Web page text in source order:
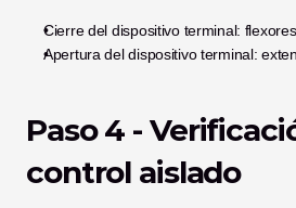
Cierre del dispositivo terminal:
Apertura del dispositivo terminal:
Paso 4 -
control aislado